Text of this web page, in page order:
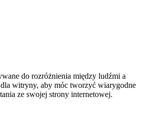
do rozróżnienia między ludźmi a
witryny, aby móc tworzyć wiarygodne
ze swojej strony internetowej.